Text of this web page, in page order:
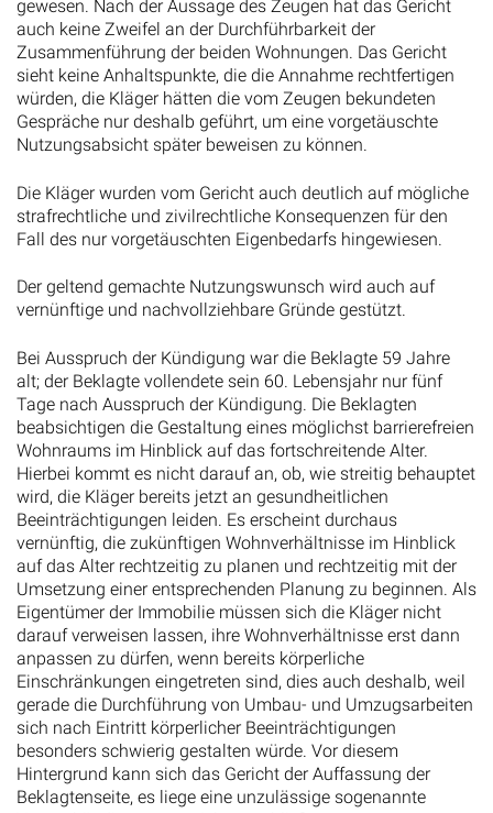
auch keine Zweifel an der Durchführbarkeit der
Zusammenführung der beiden Wohnungen. Das Gericht
sieht keine Anhaltspunkte, die die Annahme rechtfertigen
würden, die Kläger hätten die vom Zeugen bekundeten
Gespräche nur deshalb geführt, um eine vorgetäuschte
Nutzungsabsicht später beweisen zu können.
strafrechtliche und zivilrechtliche Konsequenzen für den
Fall des nur vorgetäuschten Eigenbedarfs hingewiesen.
vernünftige und nachvollziehbare Gründe gestützt.
alt; der Beklagte vollendete sein 60. Lebensjahr nur fünf
Tage nach Ausspruch der Kündigung. Die Beklagten
beabsichtigen die Gestaltung eines möglichst barrierefreien
Wohnraums im Hinblick auf das fortschreitende Alter.
Hierbei kommt es nicht darauf an, ob, wie streitig behauptet
wird, die Kläger bereits jetzt an gesundheitlichen
Beeinträchtigungen leiden. Es erscheint durchaus
vernünftig, die zukünftigen Wohnverhältnisse im Hinblick
auf das Alter rechtzeitig zu planen und rechtzeitig mit der
Umsetzung einer entsprechenden Planung zu beginnen. Als
Eigentümer der Immobilie müssen sich die Kläger nicht
darauf verweisen lassen, ihre Wohnverhältnisse erst dann
anpassen zu dürfen, wenn bereits körperliche
Einschränkungen eingetreten sind, dies auch deshalb, weil
gerade die Durchführung von Umbau- und Umzugsarbeiten
sich nach Eintritt körperlicher Beeinträchtigungen
besonders schwierig gestalten würde. Vor diesem
Hintergrund kann sich das Gericht der Auffassung der
Beklagtenseite, es liege eine unzulässige sogenannte
Vorratskündigung vor, nicht anschließen.